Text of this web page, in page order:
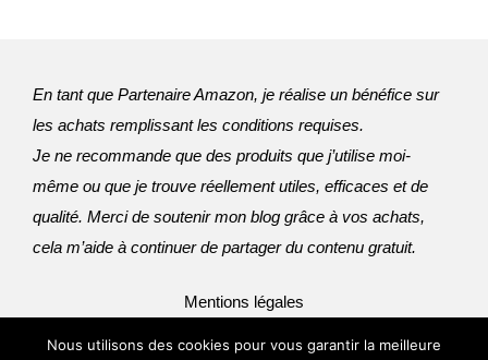
En tant que Partenaire Amazon, je réalise un bénéfice sur
les achats remplissant les conditions requises.
Je ne recommande que des produits que j’utilise moi-
même ou que je trouve réellement utiles, efficaces et de
qualité. Merci de soutenir mon blog grâce à vos achats,
cela m’aide à continuer de partager du contenu gratuit.
Mentions légales
© 2011-2026 Blog Couture Facile - Jennifer Boussert
Nous utilisons des cookies pour vous garantir la meilleure